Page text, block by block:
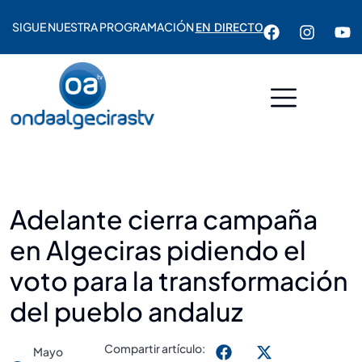
SIGUE NUESTRA PROGRAMACIÓNEN DIRECTO
Adelante cierra campaña
en Algeciras pidiendo el
voto para la transformación
del pueblo andaluz
Mayo
Compartir artículo: